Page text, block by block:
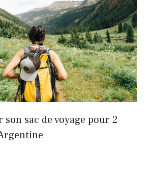
sac de voyage pour 2